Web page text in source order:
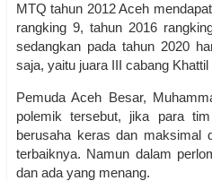
MTQ tahun 2012 Aceh
rangking 9, tahun 2016
sedangkan pada tahun 2020
saja, yaitu juara III cabang Khattil
Pemuda Aceh Besar,
polemik tersebut, jika para
berusaha keras dan maksimal
terbaiknya. Namun dalam
dan ada yang menang.